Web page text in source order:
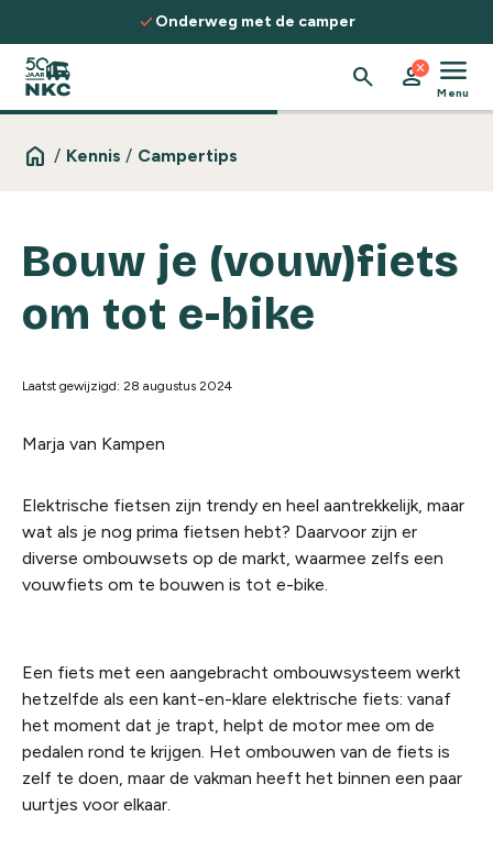
Spring naar de inhoud
checkOnderweg met de camper
search person
close menu
Menu
home / Kennis / Campertips
Bouw je (vouw)fiets
om tot e-bike
Laatst gewijzigd: 28 augustus 2024
Marja van Kampen
Elektrische fietsen zijn trendy en heel aantrekkelijk, maar
wat als je nog prima fietsen hebt? Daarvoor zijn er
diverse ombouwsets op de markt, waarmee zelfs een
vouwfiets om te bouwen is tot e-bike.
Een fiets met een aangebracht ombouwsysteem werkt
hetzelfde als een kant-en-klare elektrische fiets: vanaf
het moment dat je trapt, helpt de motor mee om de
pedalen rond te krijgen. Het ombouwen van de fiets is
zelf te doen, maar de vakman heeft het binnen een paar
uurtjes voor elkaar.